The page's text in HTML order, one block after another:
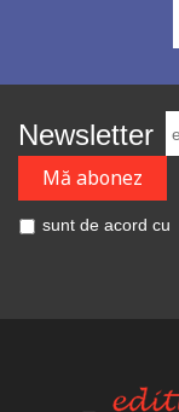
Newsletter
sunt de acord cu